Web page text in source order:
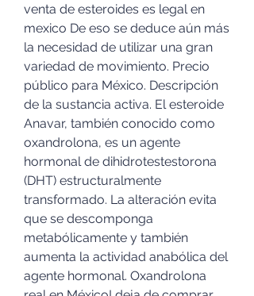
venta de esteroides es legal en
mexico De eso se deduce aún más
la necesidad de utilizar una gran
variedad de movimiento. Precio
público para México. Descripción
de la sustancia activa. El esteroide
Anavar, también conocido como
oxandrolona, es un agente
hormonal de dihidrotestestorona
(DHT) estructuralmente
transformado. La alteración evita
que se descomponga
metabólicamente y también
aumenta la actividad anabólica del
agente hormonal. Oxandrolona